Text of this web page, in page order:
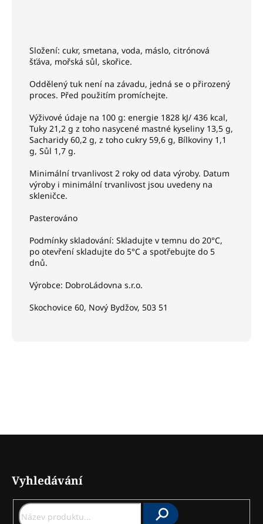
Složení: cukr, smetana, voda, máslo, citrónová
šťáva, mořská sůl, skořice.
Oddělený tuk není na závadu, jedná se o přirozený
proces. Před použitím promíchejte.
Výživové údaje na 100 g: energie 1828 kJ/ 436 kcal,
Tuky 21,2 g z toho nasycené mastné kyseliny 13,5 g,
Sacharidy 60,2 g, z toho cukry 59,6 g, Bílkoviny 1,1
g, Sůl 1,7 g.
Minimální trvanlivost 2 roky od data výroby. Datum
výroby i minimální trvanlivost jsou uvedeny na
skleničce.
Pasterováno
Podmínky skladování: Skladujte v temnu do 20°C,
po otevření skladujte do 5°C a spotřebujte do 5
dnů.
Výrobce: DobroLádovna s.r.o.
Skochovice 60, Nový Bydžov, 503 51
Vyhledávání